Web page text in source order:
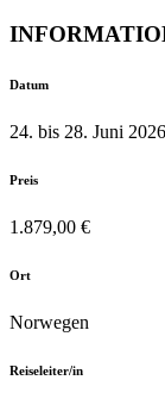
Datum
24. bis 28. Juni
Preis
1.879,00 €
Ort
Norwegen
Reiseleiter/in